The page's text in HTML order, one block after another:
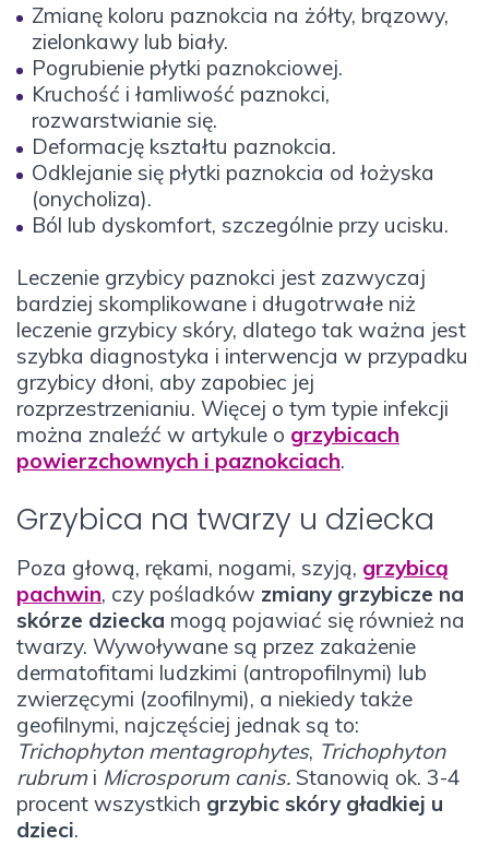
Zmianę koloru paznokcia na żółty, brązowy,
zielonkawy lub biały.
Pogrubienie płytki paznokciowej.
Kruchość i łamliwość paznokci,
rozwarstwianie się.
Deformację kształtu paznokcia.
Odklejanie się płytki paznokcia od łożyska
(onycholiza).
Ból lub dyskomfort, szczególnie przy ucisku.
Leczenie grzybicy paznokci jest zazwyczaj
bardziej skomplikowane i długotrwałe niż
leczenie grzybicy skóry, dlatego tak ważna jest
szybka diagnostyka i interwencja w przypadku
grzybicy dłoni, aby zapobiec jej
rozprzestrzenianiu. Więcej o tym typie infekcji
można znaleźć w artykule o grzybicach
powierzchownych i paznokciach.
Grzybica na twarzy u dziecka
Poza głową, rękami, nogami, szyją, grzybicą
pachwin, czy pośladków zmiany grzybicze na
skórze dziecka mogą pojawiać się również na
twarzy. Wywoływane są przez zakażenie
dermatofitami ludzkimi (antropofilnymi) lub
zwierzęcymi (zoofilnymi), a niekiedy także
geofilnymi, najczęściej jednak są to:
Trichophyton mentagrophytes, Trichophyton
rubrumi Microsporum canis. Stanowią ok. 3-4
procent wszystkich grzybic skóry gładkiej u
dzieci.